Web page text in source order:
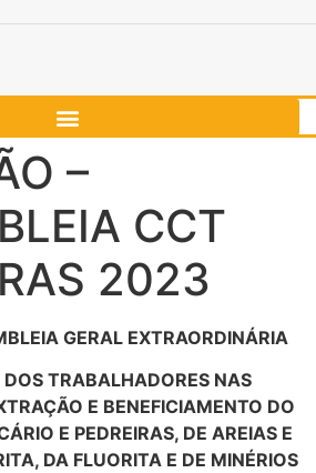
–
CCT
2023
GERAL EXTRAORDINÁRIA
TRABALHADORES NAS
E BENEFICIAMENTO DO
E PEDREIRAS, DE AREIAS E
DA FLUORITA E DE MINÉRIOS